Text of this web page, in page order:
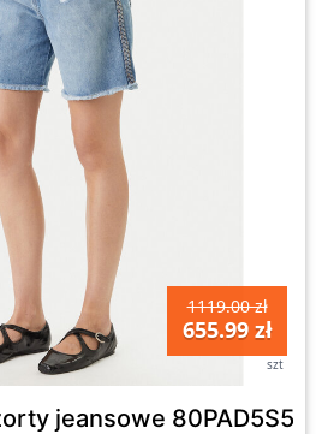
1119.00 zł
655.99 zł
szt
jeansowe 80PAD5S5